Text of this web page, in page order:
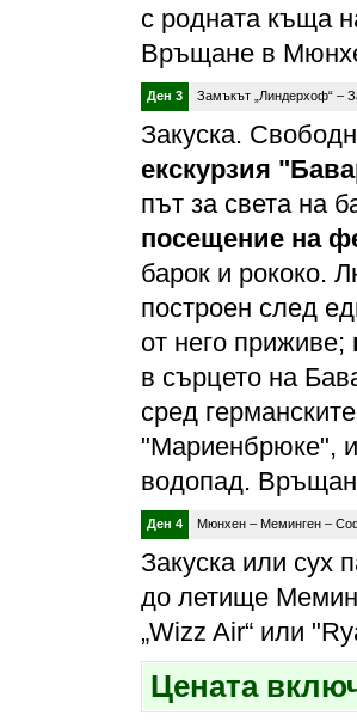
с родната къща
Връщане в
Ден 3 Замъкът „Линдерхоф“ –
Закуска.
екскурзия
път за света на
посещение на
барок и рококо.
построен след
от него приживе;
в сърцето на
сред
"Мариенбрюке",
водопад.
Ден 4 Мюнхен – Меминген –
Закуска или сух
до летище
„Wizz Air“ или
Цената